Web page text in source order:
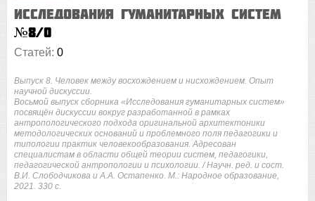
Исследования гуманитарных систем
№8/0
Статей: 0
Выпуск 8. Человек между восхождением и нисхождением. Опыт
научной дискуссии.
Восьмой выпуск сборника «Исследования гуманитарных систем»
посвящён дискуссии вокруг разработанной в рамках
антропологического подхода оригинальной архитектоники
методологических оснований и проблемного поля педагогики и
типологии практик человекообразования. Адресован
специалистам в области общей теории систем, педагогики,
педагогической антропологии и психологии. / Научн. ред. и сост.
В.И. Слободчикова и А.А. Остапенко. М.: Народное образование,
2021. 330 с.